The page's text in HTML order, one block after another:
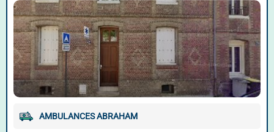
AMBULANCES ABRAHAM